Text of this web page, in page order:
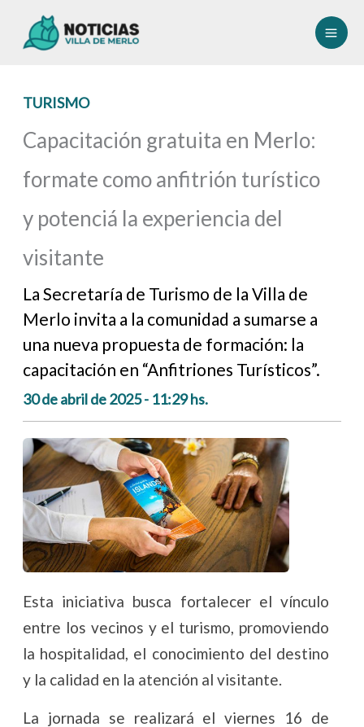
TURISMO
Capacitación gratuita en Merlo:
formate como anfitrión turístico
y potenciá la experiencia del
visitante
La Secretaría de Turismo de la Villa de
Merlo invita a la comunidad a sumarse a
una nueva propuesta de formación: la
capacitación en “Anfitriones Turísticos”.
30 de abril de 2025 - 11:29 hs.
Esta iniciativa busca fortalecer el vínculo
entre los vecinos y el turismo, promoviendo
la hospitalidad, el conocimiento del destino
y la calidad en la atención al visitante.
La jornada se realizará el viernes 16 de